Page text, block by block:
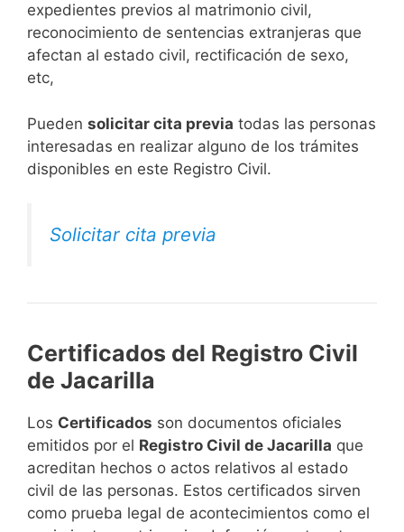
expedientes previos al matrimonio civil,
reconocimiento de sentencias extranjeras que
afectan al estado civil, rectificación de sexo,
etc,
​Pueden solicitar cita previa todas las personas
interesadas en realizar alguno de los trámites
disponibles en este Registro Civil.​
Solicitar cita previa
Certificados del Registro Civil
de Jacarilla
Los Certificados son documentos oficiales
emitidos por el Registro Civil de Jacarilla que
acreditan hechos o actos relativos al estado
civil de las personas. Estos certificados sirven
como prueba legal de acontecimientos como el